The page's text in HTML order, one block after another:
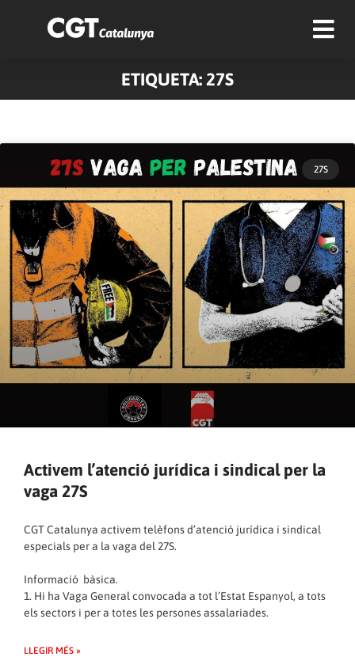
ETIQUETA: 27S
27S
Activem l’atenció jurídica i sindical per la
vaga 27S
CGT Catalunya activem telèfons d’atenció jurídica i sindical
especials per a la vaga del 27S.
Informació bàsica.
1. Hi ha Vaga General convocada a tot l’Estat Espanyol, a tots
els sectors i per a totes les persones assalariades.
LLEGIR MÉS »